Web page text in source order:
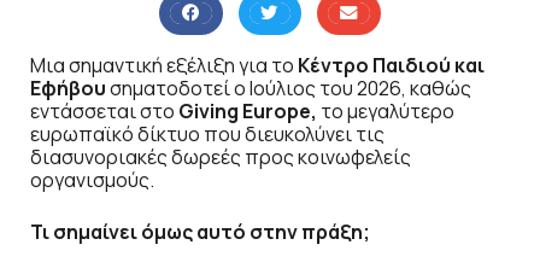
Μια σημαντική εξέλιξη για το Κέντρο Παιδιού και
Εφήβουσηματοδοτεί ο Ιούλιος του 2026, καθώς
εντάσσεται στο Giving Europe, το μεγαλύτερο
ευρωπαϊκό δίκτυο που διευκολύνει τις
διασυνοριακές δωρεές προς κοινωφελείς
οργανισμούς.
Τι σημαίνει όμως αυτό στην πράξη;